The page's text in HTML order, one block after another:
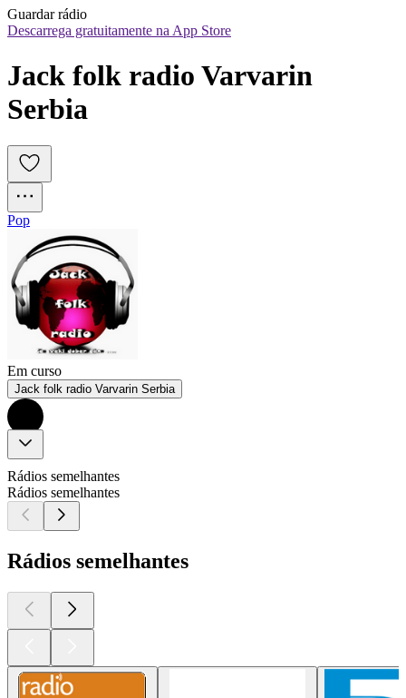
Guardar rádio
Descarrega gratuitamente na App Store
Jack folk radio Varvarin
Serbia
Pop
Em curso
Jack folk radio Varvarin Serbia
Rádios semelhantes
Rádios semelhantes
Rádios semelhantes